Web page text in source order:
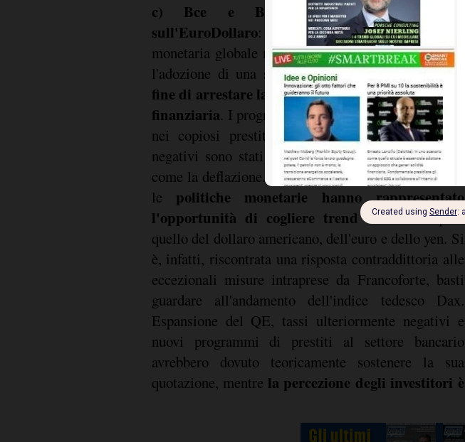
c) Bce e BoJ senza freni, riflettori
sull'EuroDollaro: il quadro attuale della politica
monetaria globale non ha precedenti nella storia con
l'adozione di una serie di interventi straordinari al
fine di arrestare la recessione innescata dalla crisi
finanziaria. I programmi di acquisto dei titoli, estesi
nei copiosi prestiti al settore bancario, e i tassi
negativi sono stati concepiti per scacciare fantasmi
come la deflazione. Per chi opera sul mercatoForex
le politiche monetarie hanno rappresentato
l'opportunità di cogliere trend di rilievoquali
quello del dollaro americano, dell'euro e dello yen. Si
è, infatti, riscontrata una risposta contraddittoria alle
eccezionali misure intraprese da Francoforte, basti
guardare all'andamento dell'indice tedesco Dax.
Espansione del QE, tassi ulteriormente negativi e
nuovi programmi di prestiti al settore bancario
avrebbero dovuto teoricamente sostenere la sua
quotazione, mentre la percezione degli investitori è